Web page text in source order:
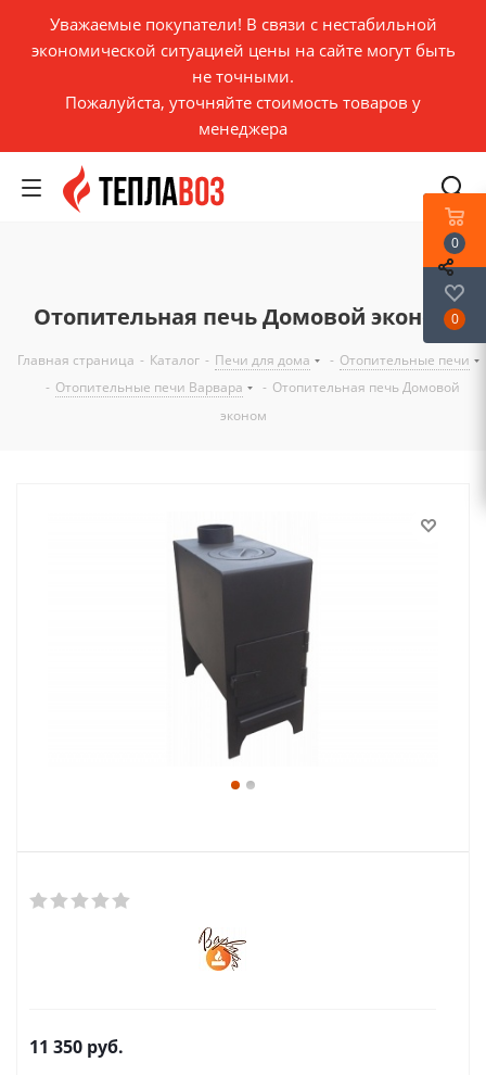
Уважаемые покупатели! В связи с нестабильной
экономической ситуацией цены на сайте могут быть
не точными.
Пожалуйста, уточняйте стоимость товаров у
менеджера
Отопительная печь Домовой эконом
Главная страница - Каталог - Печи для дома - Отопительные печи
- Отопительные печи Варвара - Отопительная печь Домовой
эконом
11 350 руб.
0
0